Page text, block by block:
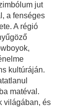
jut
a fenséges
A régió
kultúráján.
matéval.
világában, és